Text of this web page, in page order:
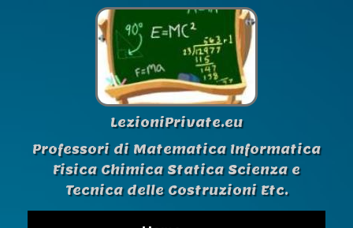
LezioniPrivate.eu
Professori di Matematica Informatica
Fisica Chimica Statica Scienza e
Tecnica delle Costruzioni Etc.